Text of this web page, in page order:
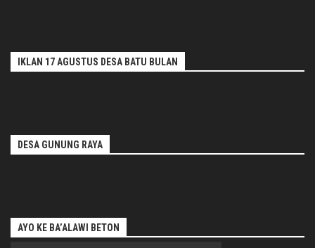
IKLAN 17 AGUSTUS DESA BATU BULAN
DESA GUNUNG RAYA
AYO KE BA’ALAWI BETON